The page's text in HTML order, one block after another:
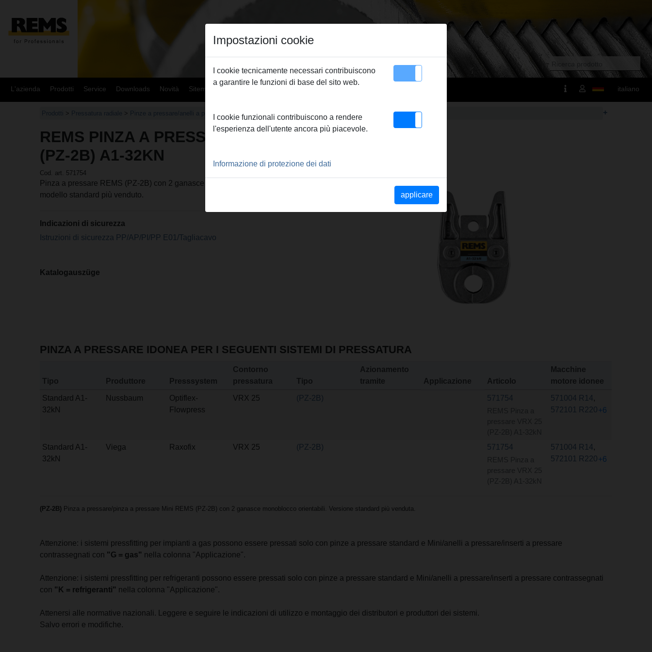
L'azienda Prodotti Service Downloads Novità Sitemap italiano
Prodotti > Pressatura radiale > Pinze a pressare/anelli a pressare REMS > REMS Pinza a pressare VRX 25 +
REMS PINZA A PRESSARE VRX 25
(PZ-2B) A1-32KN
Cod. art. 571754
Pinza a pressare REMS (PZ-2B) con 2 ganasce monoblocco orientabili. Il
modello standard più venduto.
Indicazioni di sicurezza
Istruzioni di sicurezza PP/AP/PI/PP E01/Tagliacavo
Katalogauszüge
PINZA A PRESSARE IDONEA PER I SEGUENTI SISTEMI DI PRESSATURA
Tipo Produttore Presssystem
Contorno
pressatura
Tipo
Azionamento
tramite
Applicazione Articolo
Macchine
motore idonee
Standard A1-
32kN
Nussbaum
Optiflex-
Flowpress
VRX 25 (PZ-2B) 571754 571004 R14,
572101 R220+6
Standard A1-
32kN
Viega Raxofix VRX 25 (PZ-2B) 571754 571004 R14,
572101 R220+6
(PZ-2B) Pinza a pressare/pinza a pressare Mini REMS (PZ-2B) con 2 ganasce monoblocco orientabili. Versione standard più venduta.
Attenzione: i sistemi pressfitting per impianti a gas possono essere pressati solo con pinze a pressare standard e Mini/anelli a pressare/inserti a pressare
contrassegnati con "G = gas" nella colonna "Applicazione".
Attenzione: i sistemi pressfitting per refrigeranti possono essere pressati solo con pinze a pressare standard e Mini/anelli a pressare/inserti a pressare contrassegnati
con "K = refrigeranti" nella colonna "Applicazione".
Attenersi alle normative nazionali. Leggere e seguire le indicazioni di utilizzo e montaggio dei distributori e produttori dei sistemi.
Salvo errori e modifiche.
Impostazioni cookie
I cookie tecnicamente necessari contribuiscono
a garantire le funzioni di base del sito web.
I cookie funzionali contribuiscono a rendere
l'esperienza dell'utente ancora più piacevole.
Informazione di protezione dei dati
applicare